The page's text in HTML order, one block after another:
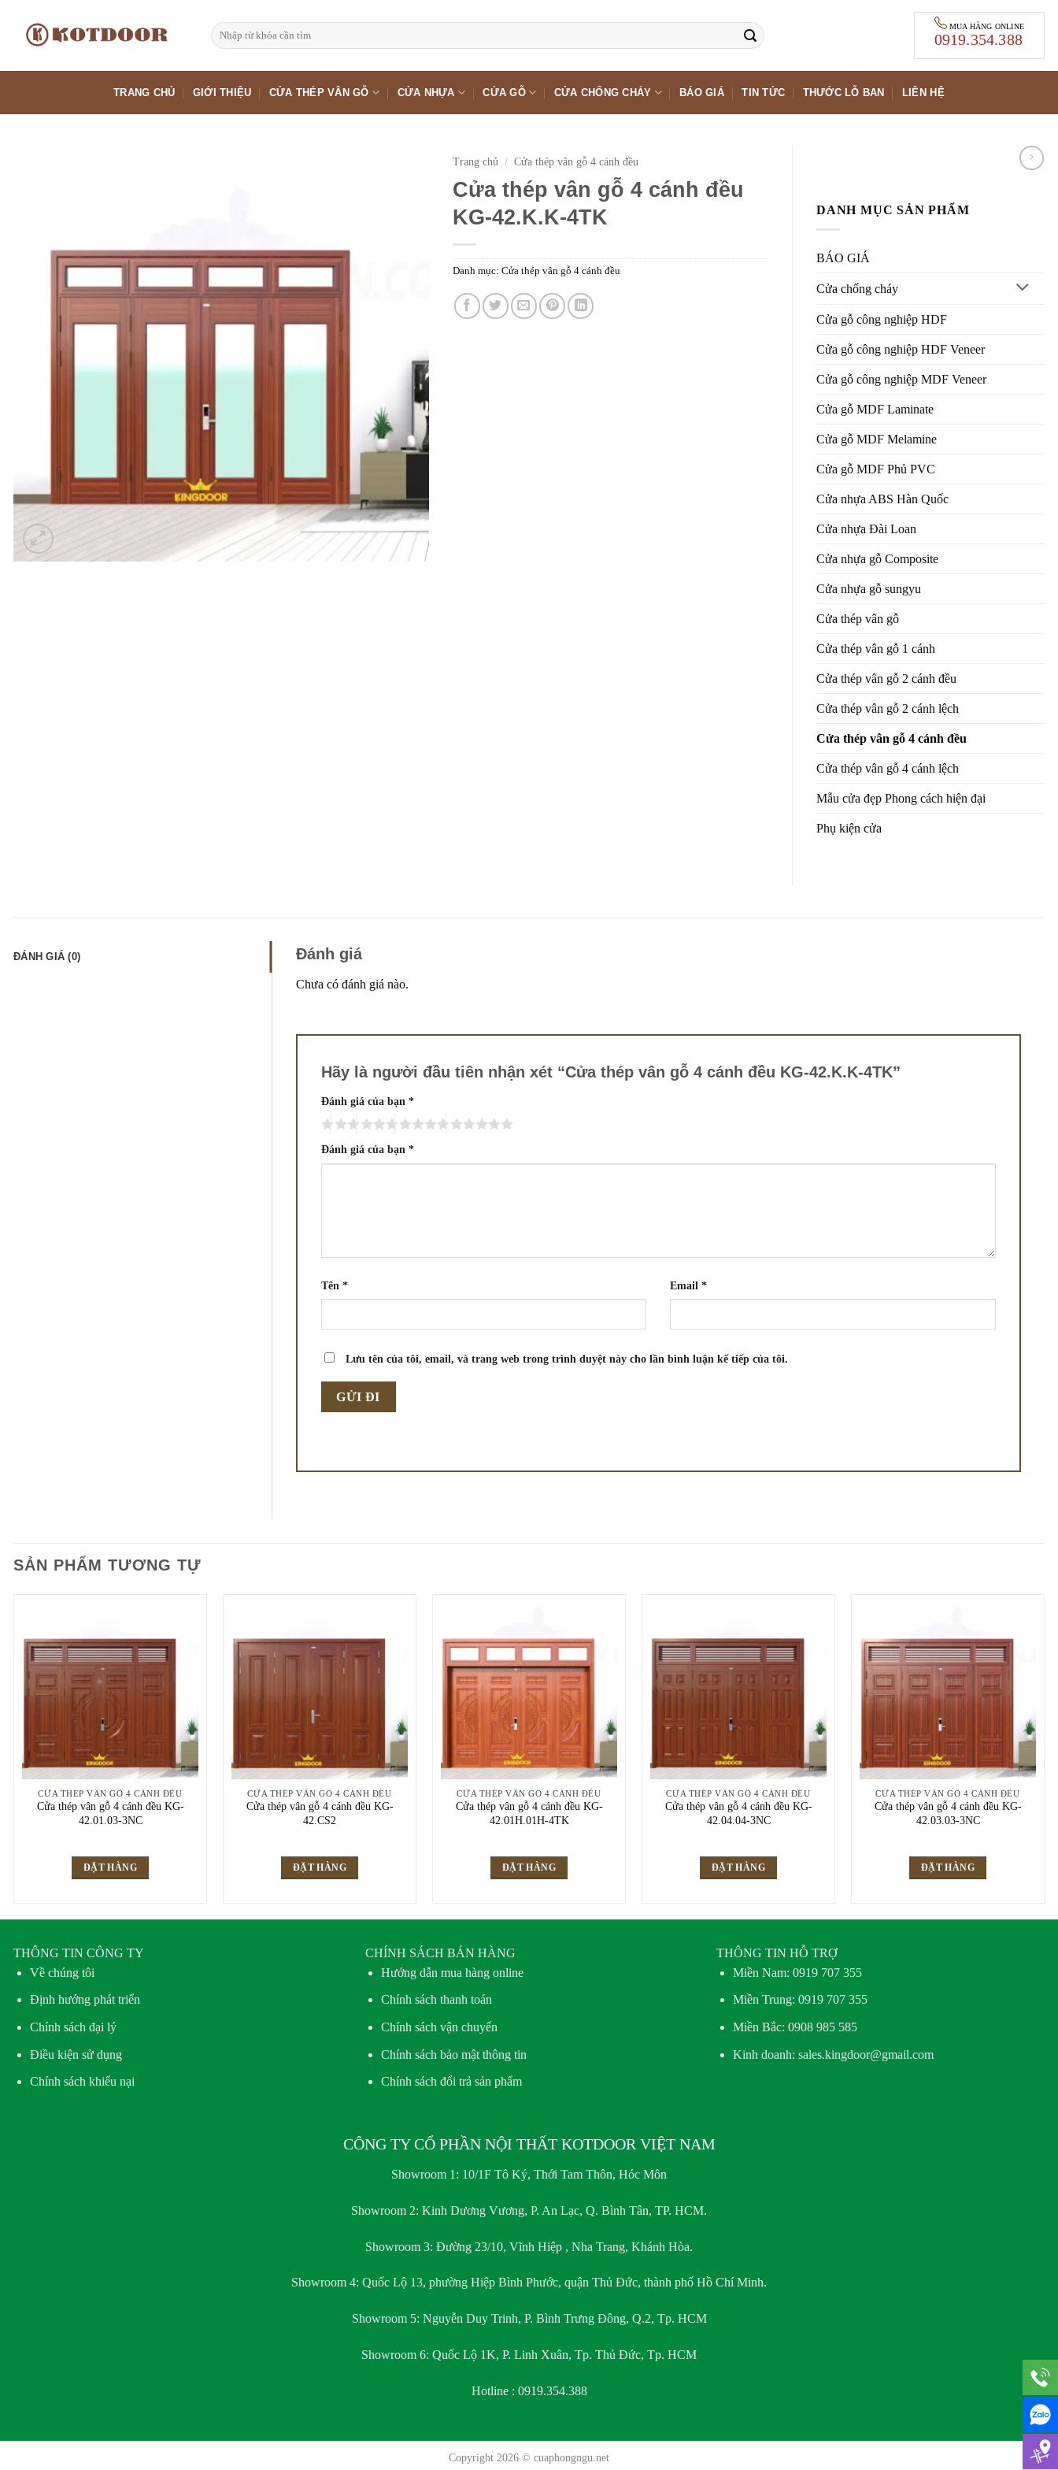
dung
Tìm
kiếm:
MUA HÀNG ONLINE
0919.354.388
TRANG CHỦ GIỚI THIỆU CỬA THÉP VÂN GỖ CỬA NHỰA CỬA GỖ CỬA CHỐNG CHÁY BÁO GIÁ TIN TỨC THƯỚC LỖ BAN LIÊN HỆ
Trang chủ / Cửa thép vân gỗ 4 cánh đều
Cửa thép vân gỗ 4 cánh đều
KG-42.K.K-4TK
Danh mục:Cửa thép vân gỗ 4 cánh đều
DANH MỤC SẢN PHẨM
BÁO GIÁ
Cửa chống cháy
Cửa gỗ công nghiệp HDF
Cửa gỗ công nghiệp HDF Veneer
Cửa gỗ công nghiệp MDF Veneer
Cửa gỗ MDF Laminate
Cửa gỗ MDF Melamine
Cửa gỗ MDF Phủ PVC
Cửa nhựa ABS Hàn Quốc
Cửa nhựa Đài Loan
Cửa nhựa gỗ Composite
Cửa nhựa gỗ sungyu
Cửa thép vân gỗ
Cửa thép vân gỗ 1 cánh
Cửa thép vân gỗ 2 cánh đều
Cửa thép vân gỗ 2 cánh lệch
Cửa thép vân gỗ 4 cánh đều
Cửa thép vân gỗ 4 cánh lệch
Mẫu cửa đẹp Phong cách hiện đại
Phụ kiện cửa
ĐÁNH GIÁ (0) Đánh giá
Chưa có đánh giá nào.
Hãy là người đầu tiên nhận xét “Cửa thép vân gỗ 4 cánh đều KG-42.K.K-4TK”
Đánh giá của bạn *
Đánh giá của bạn *
Tên * Email*
Lưu tên của tôi, email, và trang web trong trình duyệt này cho lần bình luận kế tiếp của tôi.
SẢN PHẨM TƯƠNG TỰ
CỬA THÉP VÂN GỖ 4 CÁNH ĐỀU
Cửa thép vân gỗ 4 cánh đều KG-
42.01.03-3NC
ĐẶT HÀNG
CỬA THÉP VÂN GỖ 4 CÁNH ĐỀU
Cửa thép vân gỗ 4 cánh đều KG-
42.CS2
ĐẶT HÀNG
CỬA THÉP VÂN GỖ 4 CÁNH ĐỀU
Cửa thép vân gỗ 4 cánh đều KG-
42.01H.01H-4TK
ĐẶT HÀNG
CỬA THÉP VÂN GỖ 4 CÁNH ĐỀU
Cửa thép vân gỗ 4 cánh đều KG-
42.04.04-3NC
ĐẶT HÀNG
CỬA THÉP VÂN GỖ 4 CÁNH ĐỀU
Cửa thép vân gỗ 4 cánh đều KG-
42.03.03-3NC
ĐẶT HÀNG
THÔNG TIN CÔNG TY
Về chúng tôi
Định hướng phát triển
Chính sách đại lý
Điều kiện sử dụng
Chính sách khiếu nại
CHÍNH SÁCH BÁN HÀNG
Hướng dẫn mua hàng online
Chính sách thanh toán
Chính sách vận chuyển
Chính sách bảo mật thông tin
Chính sách đổi trả sản phẩm
THÔNG TIN HỖ TRỢ
Miền Nam:0919 707 355
Miền Trung:0919 707 355
Miền Bắc:0908 985 585
Kinh doanh: sales.kingdoor@gmail.com
CÔNG TY CỔ PHẦN NỘI THẤT KOTDOOR VIỆT NAM
Showroom 1: 10/1F Tô Ký, Thới Tam Thôn, Hóc Môn
Showroom 2: Kinh Dương Vương, P. An Lạc, Q. Bình Tân, TP. HCM.
Showroom 3: Đường 23/10, Vĩnh Hiệp , Nha Trang, Khánh Hòa.
Showroom 4: Quốc Lộ 13, phường Hiệp Bình Phước, quận Thủ Đức, thành phố Hồ Chí Minh.
Showroom 5: Nguyễn Duy Trinh, P. Bình Trưng Đông, Q.2, Tp. HCM
Showroom 6: Quốc Lộ 1K, P. Linh Xuân, Tp. Thủ Đức, Tp. HCM
Hotline : 0919.354.388
Copyright 2026 © cuaphongngu.net